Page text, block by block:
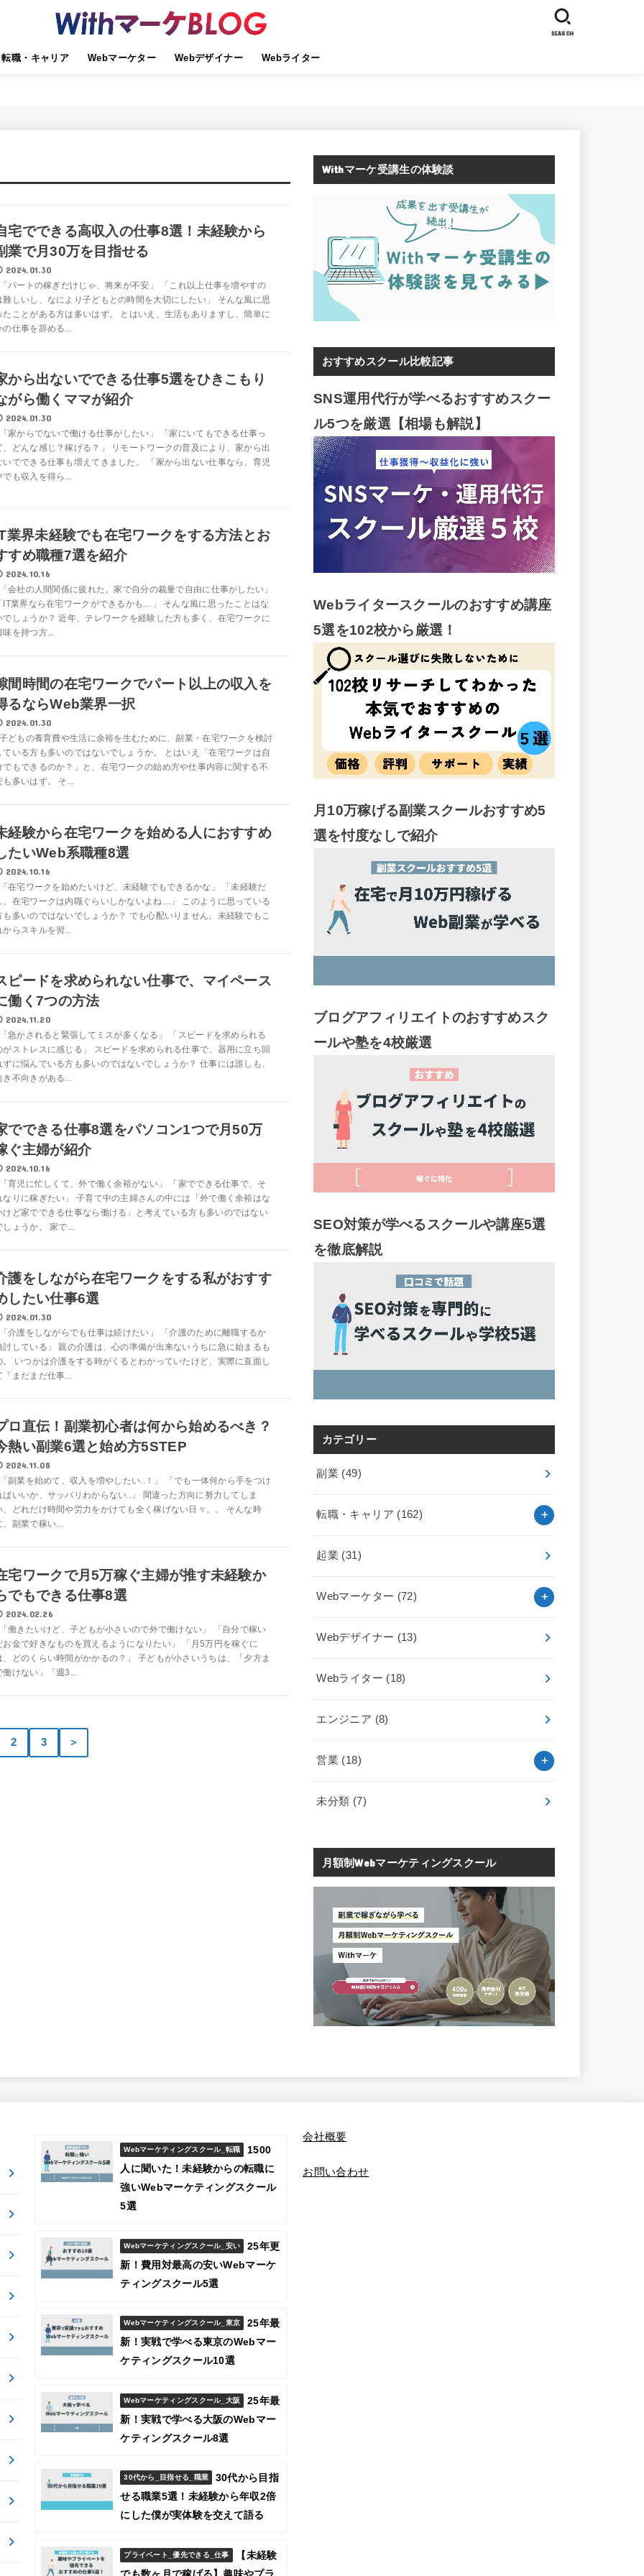
転職・キャリア Webマーケター Webデザイナー Webライター
SEARCH
宅でできる高収入の仕事8選！未経験から
業で月30万を目指せる
2024.01.30
パートの稼ぎだけじゃ、将来が不安」 「これ以上仕事を増やすの
難しいし、なにより子どもとの時間を大切にしたい」 そんな風に思
たことがある方は多いはず。 とはいえ、生活もありますし、簡単に
の仕事を辞める...
から出ないでできる仕事5選をひきこもり
がら働くママが紹介
2024.01.30
家からでないで働ける仕事がしたい」 「家にいてもできる仕事っ
、どんな感じ？稼げる？」 リモートワークの普及により、家から出
いでできる仕事も増えてきました。 「家から出ない仕事なら、育児
でも収入を得ら...
業界未経験でも在宅ワークをする方法とお
すめ職種7選を紹介
2024.10.16
会社の人間関係に疲れた。家で自分の裁量で自由に仕事がしたい」
IT業界なら在宅ワークができるかも…」 そんな風に思ったことはな
でしょうか？ 近年、テレワークを経験した方も多く、在宅ワークに
味を持つ方...
間時間の在宅ワークでパート以上の収入を
るならWeb業界一択
2024.01.30
どもの養育費や生活に余裕を生むために、副業・在宅ワークを検討
ている方も多いのではないでしょうか。 とはいえ「在宅ワークは自
でもできるのか？」と、在宅ワークの始め方や仕事内容に関する不
も多いはず。 そ...
経験から在宅ワークを始める人におすすめ
たいWeb系職種8選
2024.10.16
在宅ワークを始めたいけど、未経験でもできるかな」 「未経験だ
、在宅ワークは内職ぐらいしかないよね…」 このように思っている
も多いのではないでしょうか？ でも心配いりません。未経験でもこ
からスキルを習...
ピードを求められない仕事で、マイペース
働く7つの方法
2024.11.20
急かされると緊張してミスが多くなる」 「スピードを求められる
がストレスに感じる」 スピードを求められる仕事で、器用に立ち回
ずに悩んでいる方も多いのではないでしょうか？ 仕事には誰しも、
き不向きがある...
でできる仕事8選をパソコン1つで月50万
ぐ主婦が紹介
2024.10.16
育児に忙しくて、外で働く余裕がない」 「家でできる仕事で、そ
なりに稼ぎたい」 子育て中の主婦さんの中には「外で働く余裕はな
けど家でできる仕事なら働ける」と考えている方も多いのではない
しょうか。 家で...
護をしながら在宅ワークをする私がおすす
したい仕事6選
2024.01.30
介護をしながらでも仕事は続けたい」 「介護のために離職するか
討している」 親の介護は、心の準備が出来ないうちに急に始まるも
。 いつかは介護をする時がくるとわかっていたけど、実際に直面し
「まだまだ仕事...
ロ直伝！副業初心者は何から始めるべき？
熱い副業6選と始め方5STEP
2024.11.08
副業を始めて、収入を増やしたい..！」 「でも一体何から手をつけ
ばいいか、サッパリわからない..」 間違った方向に努力してしま
、どれだけ時間や労力をかけても全く稼げない日々。。 そんな時
、副業で稼い...
宅ワークで月5万稼ぐ主婦が推す未経験か
でもできる仕事8選
2024.02.26
働きたいけど、子どもが小さいので外で働けない」 「自分で稼い
お金で好きなものを買えるようになりたい」 「月5万円を稼ぐに
、どのくらい時間がかかるの？」 子どもが小さいうちは、「夕方ま
働けない」「週3...
2 3 ＞
Withマーケ受講生の体験談
おすすめスクール比較記事
SNS運用代行が学べるおすすめスクー
ル5つを厳選【相場も解説】
Webライタースクールのおすすめ講座
5選を102校から厳選！
月10万稼げる副業スクールおすすめ5
選を忖度なしで紹介
ブログアフィリエイトのおすすめスク
ールや塾を4校厳選
SEO対策が学べるスクールや講座5選
を徹底解説
カテゴリー
副業 (49)
転職・キャリア (162)
起業 (31)
Webマーケター (72)
Webデザイナー (13)
Webライター (18)
エンジニア (8)
営業 (18)
未分類 (7)
月額制Webマーケティングスクール
Webマーケティングスクール_転職
1500
人に聞いた！未経験からの転職に
強いWebマーケティングスクール
5選
Webマーケティングスクール_安い
25年更
新！費用対最高の安いWebマーケ
ティングスクール5選
Webマーケティングスクール_東京
25年最
新！実戦で学べる東京のWebマー
ケティングスクール10選
Webマーケティングスクール_大阪
25年最
新！実戦で学べる大阪のWebマー
ケティングスクール8選
30代から_目指せる_職業
30代から目指
せる職業5選！未経験から年収2倍
にした僕が実体験を交えて語る
プライベート_優先できる_仕事
【未経験
会社概要
お問い合わせ